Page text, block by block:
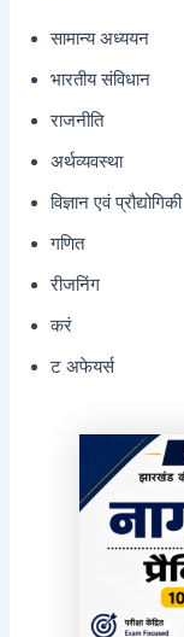
सामान्य अध्ययन
भारतीय संविधान
राजनीति
अर्थव्यवस्था
विज्ञान एवं प्रौद्योगिकी
गणित
रीजनिंग
करं
ट अफेयर्स